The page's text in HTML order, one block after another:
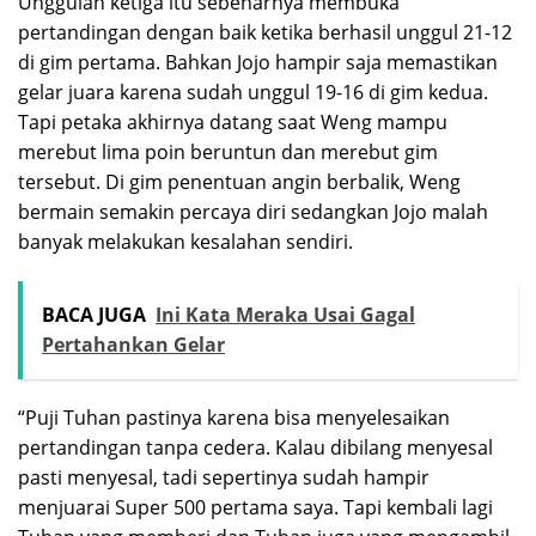
pertandingan dengan baik ketika berhasil unggul 21-12
di gim pertama. Bahkan Jojo hampir saja memastikan
gelar juara karena sudah unggul 19-16 di gim kedua.
Tapi petaka akhirnya datang saat Weng mampu
merebut lima poin beruntun dan merebut gim
tersebut. Di gim penentuan angin berbalik, Weng
bermain semakin percaya diri sedangkan Jojo malah
banyak melakukan kesalahan sendiri.
BACA JUGA Ini Kata Meraka Usai Gagal
Pertahankan Gelar
“Puji Tuhan pastinya karena bisa menyelesaikan
pertandingan tanpa cedera. Kalau dibilang menyesal
pasti menyesal, tadi sepertinya sudah hampir
menjuarai Super 500 pertama saya. Tapi kembali lagi